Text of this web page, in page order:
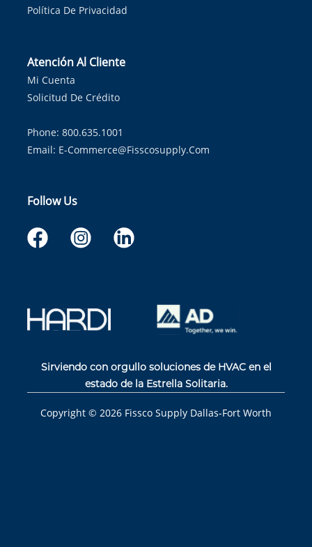
Política De Privacidad
Atención Al Cliente
Mi Cuenta
Solicitud De Crédito
Phone: 800.635.1001
Email: E-Commerce@fisscosupply.com
Follow Us
Sirviendo con orgullo soluciones de HVAC en el
estado de la Estrella Solitaria.
Copyright © 2026 Fissco Supply Dallas-Fort Worth